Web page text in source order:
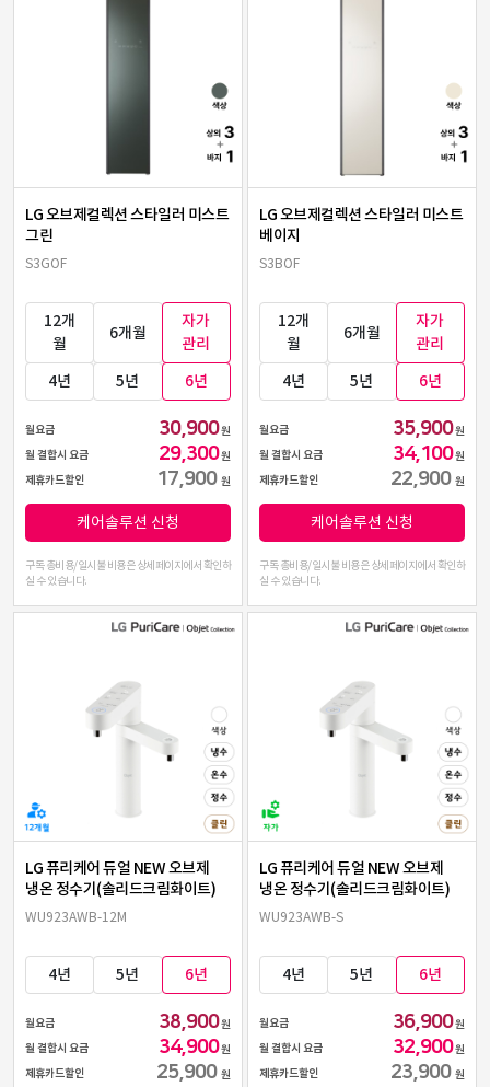
LG 오브제컬렉션 스타일러 미스트
그린
S3GOF
12개
월
6개월
자가
관리
4년
5년 6년
월요금 30,900원
월 결합시 요금
29,300원
제휴카드할인
17,900 원
케어솔루션 신청
구독 총비용/일시불 비용은 상세페이지에서 확인하
실 수 있습니다.
LG 오브제컬렉션 스타일러 미스트
베이지
S3BOF
12개
월
6개월
자가
관리
4년
5년 6년
월요금 35,900원
월 결합시 요금
34,100원
제휴카드할인
22,900 원
케어솔루션 신청
구독 총비용/일시불 비용은 상세페이지에서 확인하
실 수 있습니다.
LG 퓨리케어 듀얼 NEW 오브제
냉온 정수기(솔리드크림화이트)
WU923AWB-12M
4년 5년 6년
월요금 38,900원
월 결합시 요금
34,900원
제휴카드할인
25,900 원
LG 퓨리케어 듀얼 NEW 오브제
냉온 정수기(솔리드크림화이트)
WU923AWB-S
4년 5년 6년
월요금 36,900원
월 결합시 요금
32,900원
제휴카드할인
23,900 원